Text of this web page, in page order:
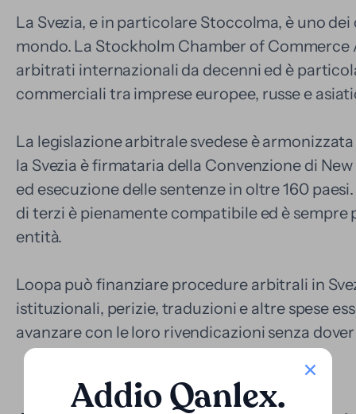
Addio Qanlex.
La Svezia, e in particolare Stoccolma, è uno
mondo. La Stockholm Chamber of
arbitrati internazionali da decenni ed è
commerciali tra imprese europee, russe e
La legislazione arbitrale svedese è
la Svezia è firmataria della Convenzione di
ed esecuzione delle sentenze in oltre 160
di terzi è pienamente compatibile ed è
entità.
Loopa può finanziare procedure arbitrali in
istituzionali, perizie, traduzioni e altre spese
avanzare con le loro rivendicazioni senza